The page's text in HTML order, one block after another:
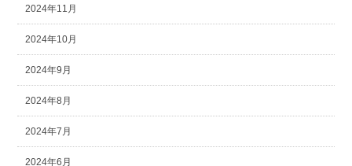
2024年11月
2024年10月
2024年9月
2024年8月
2024年7月
2024年6月